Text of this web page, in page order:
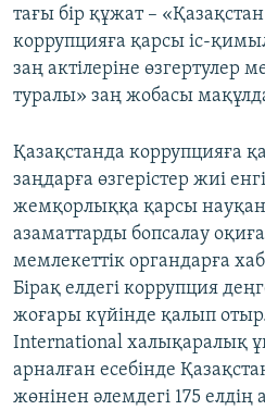
тағы бір құжат –
коррупцияға қарсы іс-
заң актілеріне өзгертулер
туралы» заң жобасы
Қазақстанда коррупцияға
заңдарға өзгерістер жиі
жемқорлыққа қарсы
азаматтарды бопсалау
мемлекеттік органдарға
Бірақ елдегі коррупция
жоғары күйінде қалып
International халықаралық
арналған есебінде
жөнінен әлемдегі 175